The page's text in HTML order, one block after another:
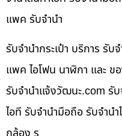
แพค รับจำนำ
รับจำนำกระเป๋า บริการ รับ
แพค ไอโฟน นาฬิกา และ ข
รับจํานําแจ้งวัฒนะ.com รับ
ไอที รับจำนำมือถือ รับจำน